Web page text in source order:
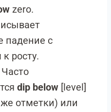
zero.
падение с
росту.
Часто
dip below [level]
отметки) или